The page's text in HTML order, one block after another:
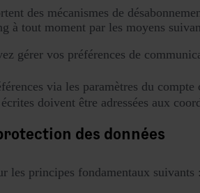
des mécanismes de
à tout moment par les moyens
gérer vos préférences de
via les paramètres du compte
doivent être adressées aux
des données
les principes fondamentaux suivants :